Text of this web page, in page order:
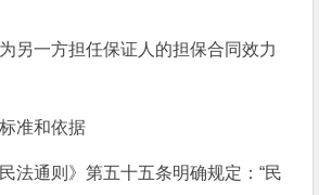
另一方担任保证人的担保合同效力
准和依据
法通则》第五十五条明确规定：“民